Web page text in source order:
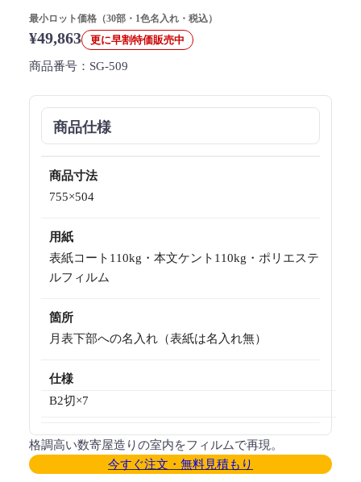
最小ロット価格（30部・1色名入れ・税込）
¥49,863 更に早割特価販売中
商品番号： SG-509
商品仕様
商品寸法
755×504
用紙
表紙コート110kg・本文ケント110kg・ポリエステ
ルフィルム
箇所
月表下部への名入れ（表紙は名入れ無）
仕様
B2切×7
格調高い数寄屋造りの室内をフィルムで再現。
今すぐ注文・無料見積もり